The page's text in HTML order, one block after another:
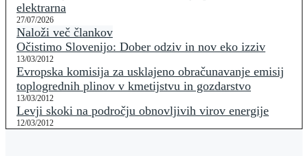
elektrarna
27/07/2026
Naloži več člankov
Očistimo Slovenijo: Dober odziv in nov eko izziv
13/03/2012
Evropska komisija za usklajeno obračunavanje emisij
toplogrednih plinov v kmetijstvu in gozdarstvo
13/03/2012
Levji skoki na področju obnovljivih virov energije
12/03/2012